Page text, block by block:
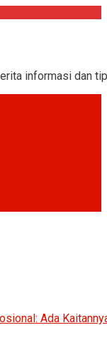
informasi dan